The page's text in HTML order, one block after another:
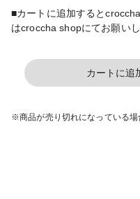
■カートに追加すると
はcroccha shopにてお願いし
カートに追
※商品が売り切れになっている場